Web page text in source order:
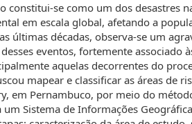
constitui-se como um dos desastres
em escala global, afetando a
últimas décadas, observa-se um
eventos, fortemente associado
aquelas decorrentes do
mapear e classificar as áreas de
em Pernambuco, por meio do
um Sistema de Informações